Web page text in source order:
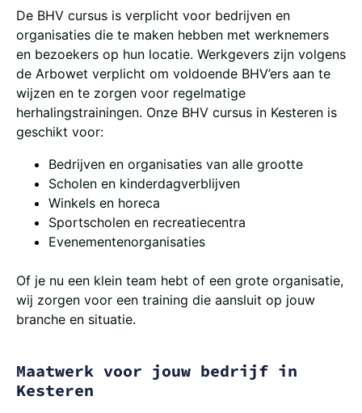
De BHV cursus is verplicht voor bedrijven en
organisaties die te maken hebben met werknemers
en bezoekers op hun locatie. Werkgevers zijn volgens
de Arbowet verplicht om voldoende BHV’ers aan te
wijzen en te zorgen voor regelmatige
herhalingstrainingen. Onze BHV cursus in Kesteren is
geschikt voor:
Bedrijven en organisaties van alle grootte
Scholen en kinderdagverblijven
Winkels en horeca
Sportscholen en recreatiecentra
Evenementenorganisaties
Of je nu een klein team hebt of een grote organisatie,
wij zorgen voor een training die aansluit op jouw
branche en situatie.
Maatwerk voor jouw bedrijf in
Kesteren